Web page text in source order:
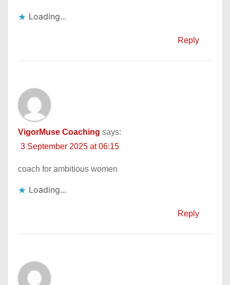
Loading...
Reply
VigorMuse Coaching says:
3 September 2025 at 06:15
coach for ambitious women
Loading...
Reply